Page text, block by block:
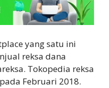
yang satu ini
reksa dana
Tokopedia reksa
Februari 2018.